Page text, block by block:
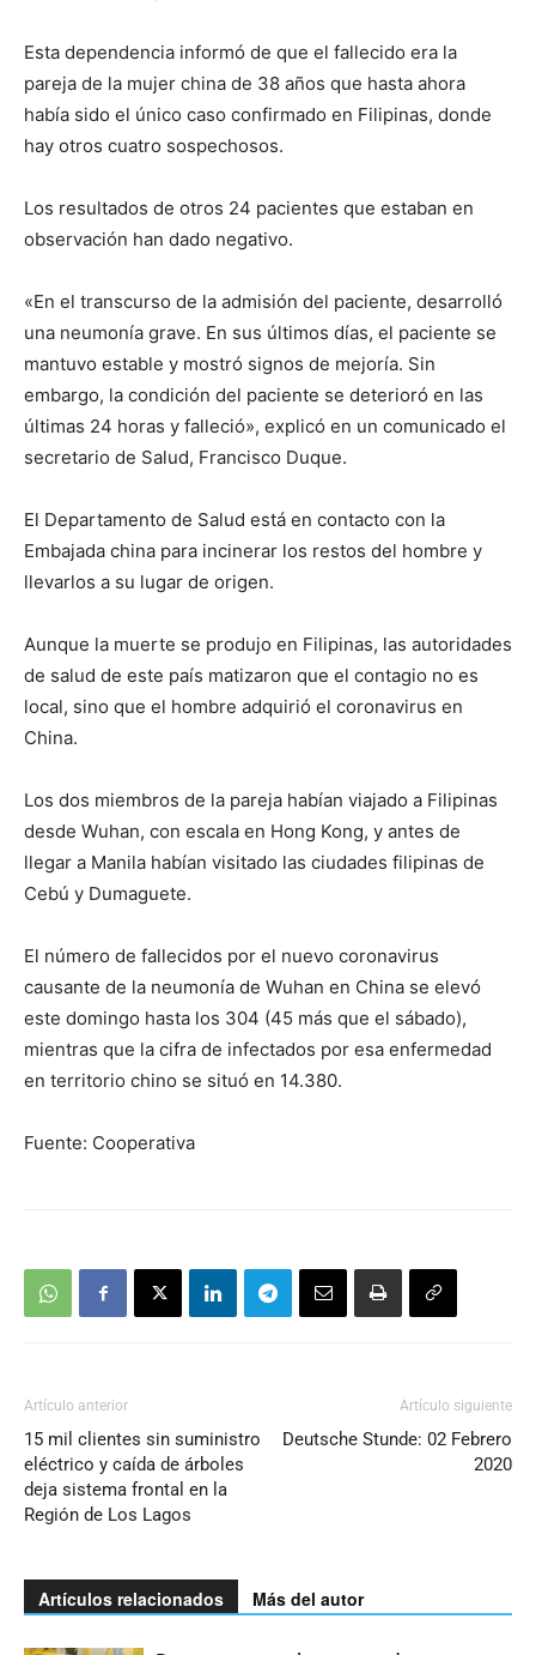
Esta dependencia informó de que el fallecido era la
pareja de la mujer china de 38 años que hasta ahora
había sido el único caso confirmado en Filipinas, donde
hay otros cuatro sospechosos.
Los resultados de otros 24 pacientes que estaban en
observación han dado negativo.
«En el transcurso de la admisión del paciente, desarrolló
una neumonía grave. En sus últimos días, el paciente se
mantuvo estable y mostró signos de mejoría. Sin
embargo, la condición del paciente se deterioró en las
últimas 24 horas y falleció», explicó en un comunicado el
secretario de Salud, Francisco Duque.
El Departamento de Salud está en contacto con la
Embajada china para incinerar los restos del hombre y
llevarlos a su lugar de origen.
Aunque la muerte se produjo en Filipinas, las autoridades
de salud de este país matizaron que el contagio no es
local, sino que el hombre adquirió el coronavirus en
China.
Los dos miembros de la pareja habían viajado a Filipinas
desde Wuhan, con escala en Hong Kong, y antes de
llegar a Manila habían visitado las ciudades filipinas de
Cebú y Dumaguete.
El número de fallecidos por el nuevo coronavirus
causante de la neumonía de Wuhan en China se elevó
este domingo hasta los 304 (45 más que el sábado),
mientras que la cifra de infectados por esa enfermedad
en territorio chino se situó en 14.380.
Fuente: Cooperativa
Artículo anterior
15 mil clientes sin suministro
eléctrico y caída de árboles
deja sistema frontal en la
Región de Los Lagos
Artículo siguiente
Deutsche Stunde: 02 Febrero
2020
Artículos relacionados Más del autor